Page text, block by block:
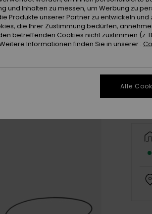
und Inhalten zu messen, um Werbung zu
Produkte unserer Partner zu entwickeln und
die Ihrer Zustimmung bedürfen,
betreffenden Cookies nicht zustimmen (z.
Informationen finden Sie in unserer :
Alle